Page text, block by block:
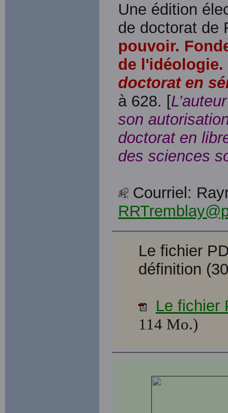
Une édition
de doctorat de
pouvoir.
de l'idéologie.
doctorat en
à 628. [
son
doctorat en
des sciences
Courriel:
Le fichier
définition
Le fichier
114 Mo.)